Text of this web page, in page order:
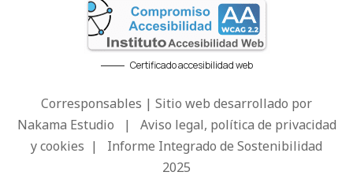
Certificado accesibilidad web
Corresponsables | Sitio web desarrollado por
Nakama Estudio | Aviso legal, política de privacidad
y cookies | Informe Integrado de Sostenibilidad
2025